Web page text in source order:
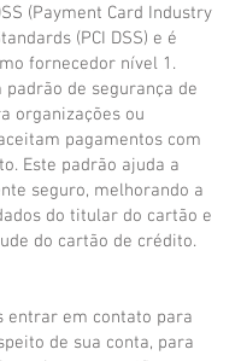
(Payment Card Industry
(PCI DSS) e é
fornecedor nível 1.
padrão de segurança de
organizações ou
pagamentos com
Este padrão ajuda a
seguro, melhorando a
do titular do cartão e
do cartão de crédito.
entrar em contato para
de sua conta, para